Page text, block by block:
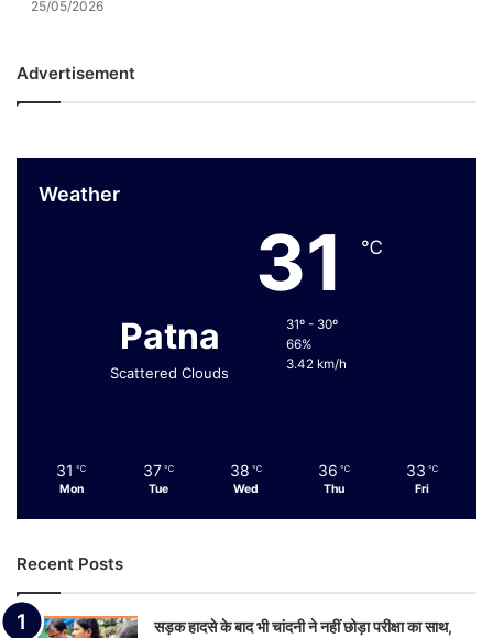
25/05/2026
Advertisement
Weather
Patna
Scattered Clouds
31 ℃
31º - 30º
66%
3.42 km/h
31 ℃
Mon
37 ℃
Tue
38 ℃
Wed
36 ℃
Thu
33 ℃
Fri
Recent Posts
सड़क हादसे के बाद भी चांदनी ने नहीं छोड़ा परीक्षा का साथ,